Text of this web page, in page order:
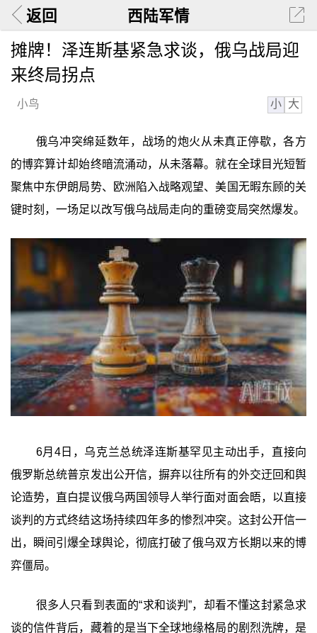
返回 西陆军情
摊牌！泽连斯基紧急求谈，俄乌战局迎
来终局拐点
小鸟 小 大
俄乌冲突绵延数年，战场的炮火从未真正停歇，各方
的博弈算计却始终暗流涌动，从未落幕。就在全球目光短暂
聚焦中东伊朗局势、欧洲陷入战略观望、美国无暇东顾的关
键时刻，一场足以改写俄乌战局走向的重磅变局突然爆发。
6月4日，乌克兰总统泽连斯基罕见主动出手，直接向
俄罗斯总统普京发出公开信，摒弃以往所有的外交迂回和舆
论造势，直白提议俄乌两国领导人举行面对面会晤，以直接
谈判的方式终结这场持续四年多的惨烈冲突。这封公开信一
出，瞬间引爆全球舆论，彻底打破了俄乌双方长期以来的博
弈僵局。
很多人只看到表面的“求和谈判”，却看不懂这封紧急求
谈的信件背后，藏着的是当下全球地缘格局的剧烈洗牌，是